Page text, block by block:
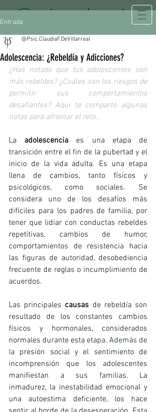
Psicología Integral
Entrada
Adolescencia: ¿Rebeldía y Adicciones?
@Psic.ClaudiaF.DeVillarreal
¿Has notado que tus adolescentes son
más rebeldes? ¿Cuáles son los riesgos de
permitir sus comportamientos
desafiantes? Aquí te comparto algunas
notas para afrontar el reto...
La adolescencia es una etapa de
transición entre el fin de la pubertad y el
inicio de la vida adulta. Es una etapa
llena de cambios, tanto físicos y
psicológicos, como sociales. Se
considera uno de los desafíos más
difíciles para los padres de familia, por
tener que lidiar con conductas rebeldes
repetitivas, cambios de humor,
comportamientos de resistencia hacia
las figuras de autoridad, desobediencia
frecuente de reglas o incumplimiento de
acuerdos.
Las principales causas de rebeldía son
resultado de los constantes cambios
físicos y hormonales, considerados
normales durante esta etapa. Además de
la presión social y el sentimiento de
incomprensión que los adolescentes
manifiestan a sus familias. La
inmadurez, la inestabilidad emocional y
una autoestima deficiente, los hace